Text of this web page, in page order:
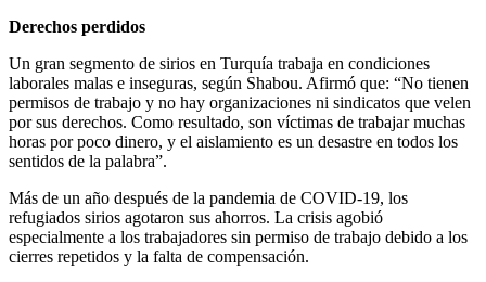
Derechos perdidos
Un gran segmento de sirios en Turquía trabaja en condiciones
laborales malas e inseguras, según Shabou. Afirmó que: “No tienen
permisos de trabajo y no hay organizaciones ni sindicatos que velen
por sus derechos. Como resultado, son víctimas de trabajar muchas
horas por poco dinero, y el aislamiento es un desastre en todos los
sentidos de la palabra”.
Más de un año después de la pandemia de COVID-19, los
refugiados sirios agotaron sus ahorros. La crisis agobió
especialmente a los trabajadores sin permiso de trabajo debido a los
cierres repetidos y la falta de compensación.